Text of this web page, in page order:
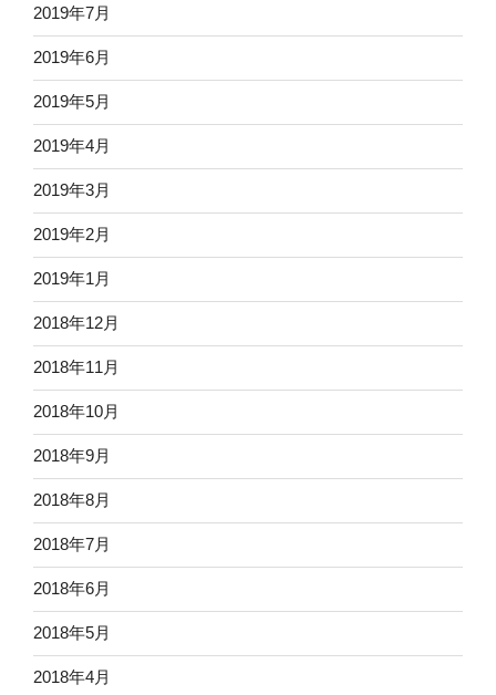
2019年7月
2019年6月
2019年5月
2019年4月
2019年3月
2019年2月
2019年1月
2018年12月
2018年11月
2018年10月
2018年9月
2018年8月
2018年7月
2018年6月
2018年5月
2018年4月